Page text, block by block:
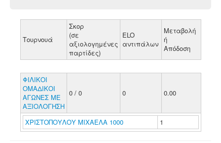
Τουρνουά
Σκορ
(σε
αξιολογημένες
παρτίδες)
ELO
αντιπάλων
Μεταβολή
ή
Απόδοση
ΦΙΛΙΚΟΙ
ΟΜΑΔΙΚΟΙ
ΑΓΩΝΕΣ ΜΕ
ΑΞΙΟΛΟΓΗΣΗ
0 / 0 0 0.00
ΧΡΙΣΤΟΠΟΥΛΟΥ ΜΙΧΑΕΛΑ 1000 1